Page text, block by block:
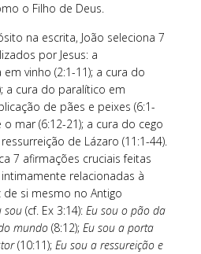
o Filho de Deus.
na escrita, João seleciona 7
por Jesus: a
vinho (2:1-11); a cura do
a cura do paralítico em
de pães e peixes (6:1-
mar (6:12-21); a cura do cego
de Lázaro (11:1-44).
7 afirmações cruciais feitas
relacionadas à
de si mesmo no Antigo
sou(cf. Ex 3:14): Eu sou o pão da
mundo(8:12); Eu sou a porta
(10:11); Eu sou a ressureição e